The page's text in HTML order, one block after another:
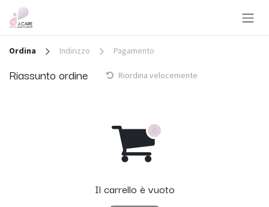
Passa al contenuto
Ordina Indirizzo Pagamento
Riassunto ordine Riordina velocemente
Il carrello è vuoto